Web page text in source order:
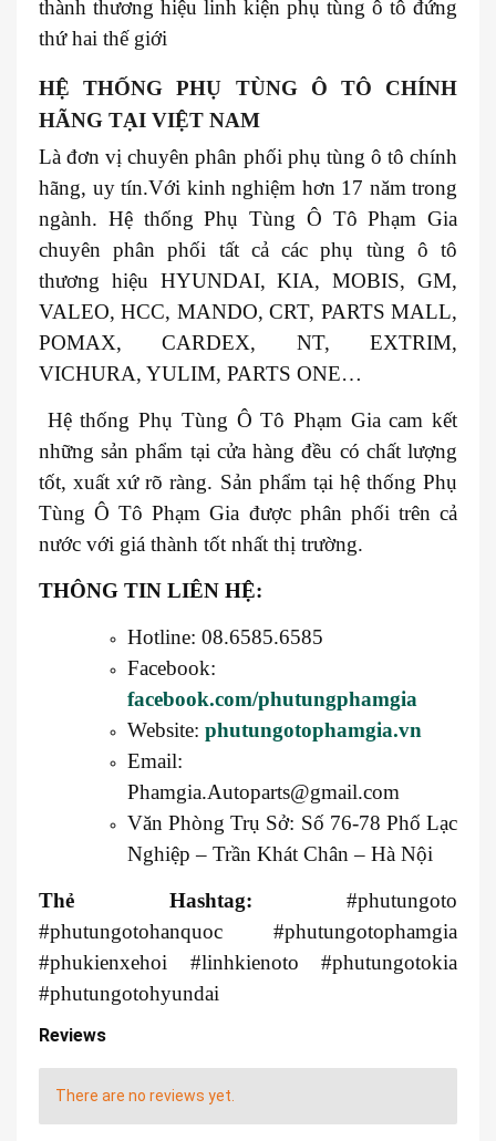
thành thương hiệu linh kiện phụ tùng ô tô đứng
thứ hai thế giới
HỆ THỐNG PHỤ TÙNG Ô TÔ CHÍNH
HÃNG TẠI VIỆT NAM
Là đơn vị chuyên phân phối phụ tùng ô tô chính
hãng, uy tín.Với kinh nghiệm hơn 17 năm trong
ngành. Hệ thống Phụ Tùng Ô Tô Phạm Gia
chuyên phân phối tất cả các phụ tùng ô tô
thương hiệu HYUNDAI, KIA, MOBIS, GM,
VALEO, HCC, MANDO, CRT, PARTS MALL,
POMAX, CARDEX, NT, EXTRIM,
VICHURA, YULIM, PARTS ONE…
Hệ thống Phụ Tùng Ô Tô Phạm Gia cam kết
những sản phẩm tại cửa hàng đều có chất lượng
tốt, xuất xứ rõ ràng. Sản phẩm tại hệ thống Phụ
Tùng Ô Tô Phạm Gia được phân phối trên cả
nước với giá thành tốt nhất thị trường.
THÔNG TIN LIÊN HỆ:
Hotline: 08.6585.6585
Facebook:
facebook.com/phutungphamgia
Website: phutungotophamgia.vn
Email:
Phamgia.Autoparts@gmail.com
Văn Phòng Trụ Sở: Số 76-78 Phố Lạc
Nghiệp – Trần Khát Chân – Hà Nội
Thẻ Hashtag: #phutungoto
#phutungotohanquoc #phutungotophamgia
#phukienxehoi #linhkienoto #phutungotokia
#phutungotohyundai
Reviews
There are no reviews yet.